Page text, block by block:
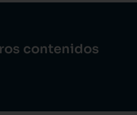
contenidos